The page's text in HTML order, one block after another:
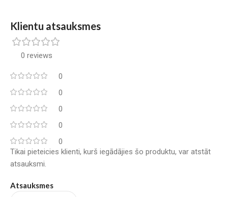
Klientu atsauksmes
0 reviews
0
0
0
0
0
Atsauksmes
Tikai pieteicies klienti, kurš iegādājies šo produktu, var atstāt
atsauksmi.